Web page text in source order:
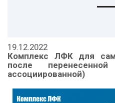
19.12.2022
Комплекс ЛФК для
после
ассоциированной)